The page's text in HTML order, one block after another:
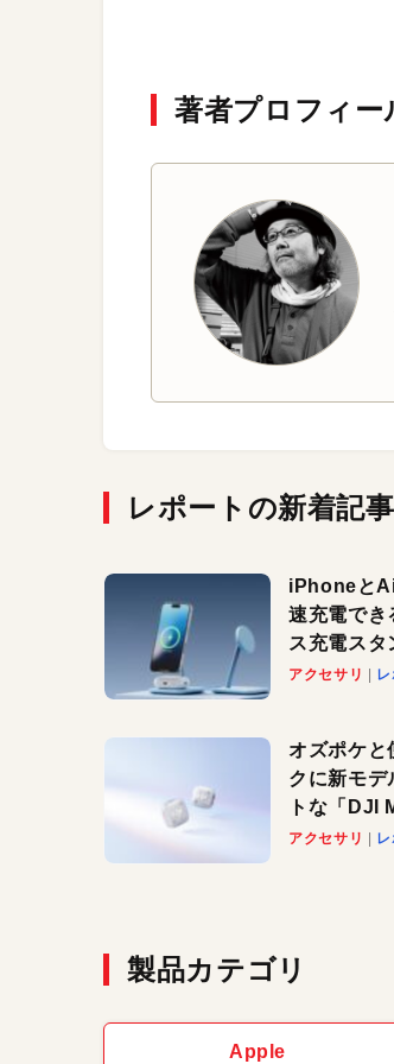
著者プロフィー
レポートの新着記事
iPhoneと
速充電でき
ス充電ス
South
アクセサリ
オズポケと
クに新モデ
トな「DJI
ノイキャン
アクセサリ レ
製品カテゴリ
Apple